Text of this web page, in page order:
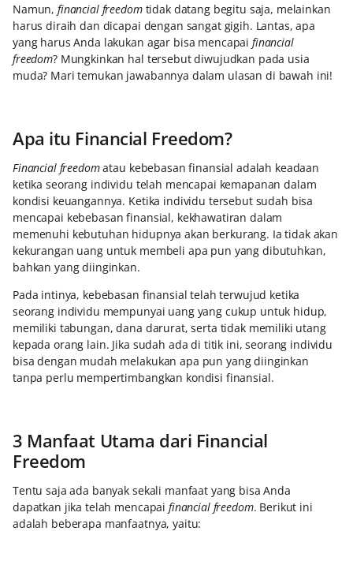
Namun,financial freedom tidak datang begitu saja, melainkan
harus diraih dan dicapai dengan sangat gigih. Lantas, apa
yang harus Anda lakukan agar bisa mencapai financial
freedom? Mungkinkan hal tersebut diwujudkan pada usia
muda? Mari temukan jawabannya dalam ulasan di bawah ini!
Apa itu Financial Freedom?
Financial freedomatau kebebasan finansial adalah keadaan
ketika seorang individu telah mencapai kemapanan dalam
kondisi keuangannya. Ketika individu tersebut sudah bisa
mencapai kebebasan finansial, kekhawatiran dalam
memenuhi kebutuhan hidupnya akan berkurang. Ia tidak akan
kekurangan uang untuk membeli apa pun yang dibutuhkan,
bahkan yang diinginkan.
Pada intinya, kebebasan finansial telah terwujud ketika
seorang individu mempunyai uang yang cukup untuk hidup,
memiliki tabungan, dana darurat, serta tidak memiliki utang
kepada orang lain. Jika sudah ada di titik ini, seorang individu
bisa dengan mudah melakukan apa pun yang diinginkan
tanpa perlu mempertimbangkan kondisi finansial.
3 Manfaat Utama dari Financial
Freedom
Tentu saja ada banyak sekali manfaat yang bisa Anda
dapatkan jika telah mencapai financial freedom. Berikut ini
adalah beberapa manfaatnya, yaitu: